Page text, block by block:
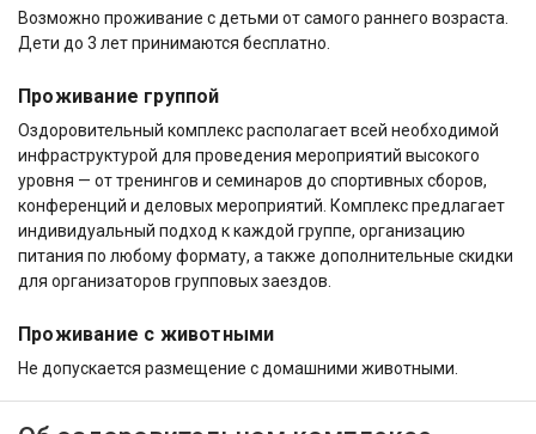
Возможно проживание с детьми от самого раннего возраста.
Дети до 3 лет принимаются бесплатно.
Проживание группой
Оздоровительный комплекс располагает всей необходимой
инфраструктурой для проведения мероприятий высокого
уровня — от тренингов и семинаров до спортивных сборов,
конференций и деловых мероприятий. Комплекс предлагает
индивидуальный подход к каждой группе, организацию
питания по любому формату, а также дополнительные скидки
для организаторов групповых заездов.
Проживание с животными
Не допускается размещение с домашними животными.